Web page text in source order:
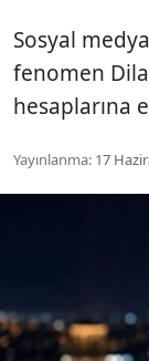
Sosyal
fenomen
hesaplarına
Yayınlanma: 17